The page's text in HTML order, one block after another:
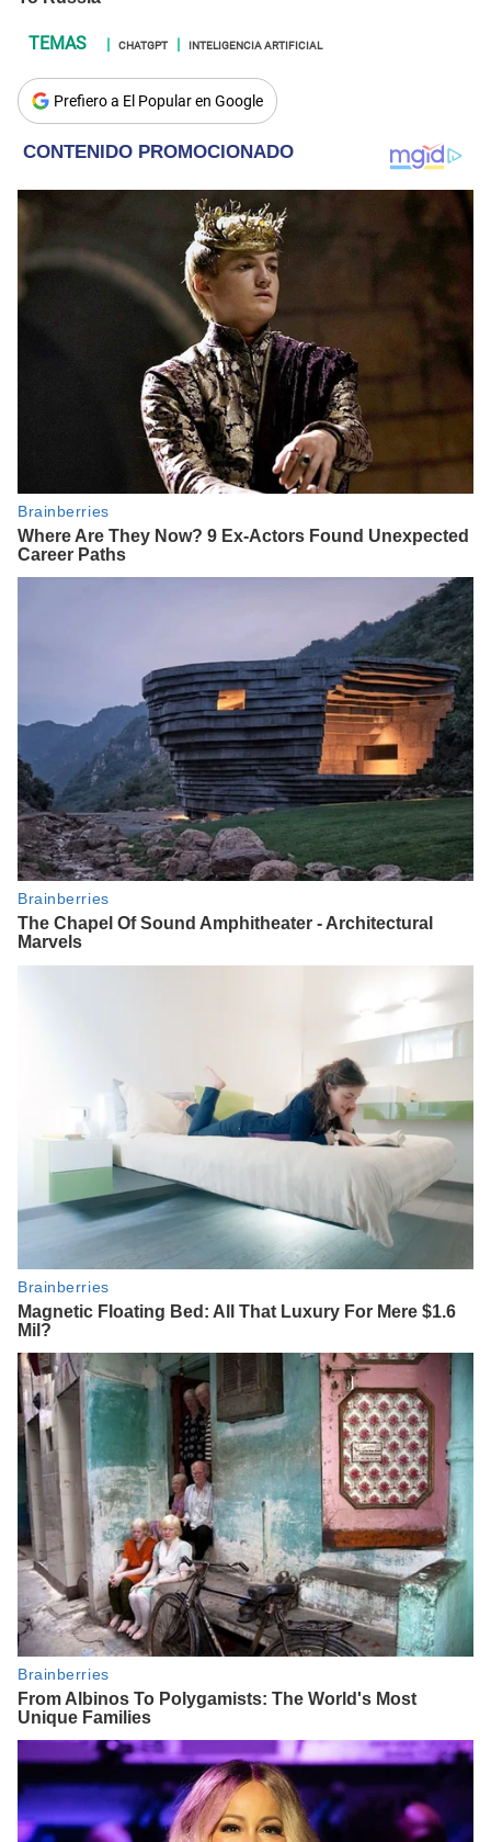
CHATGPT INTELIGENCIA ARTIFICIAL
Prefiero a El Popular en Google